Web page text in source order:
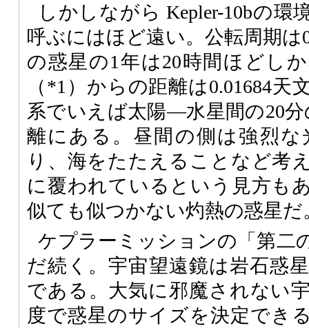
しかしながら Kepler-10bの環
呼ぶにはほど遠い。公転周期は
の惑星の1年は20時間ほどし
（*1）からの距離は0.01684天
系でいえば太陽―水星間の20
離にある。昼間の側は強烈
り、海をたたえることなど考
に覆われているという見方も
似ても似つかない灼熱の惑星だ
ケプラーミッションの「第二
だ続く。宇宙望遠鏡は岩石惑
である。大気に邪魔されない
度で惑星のサイズを決定でき